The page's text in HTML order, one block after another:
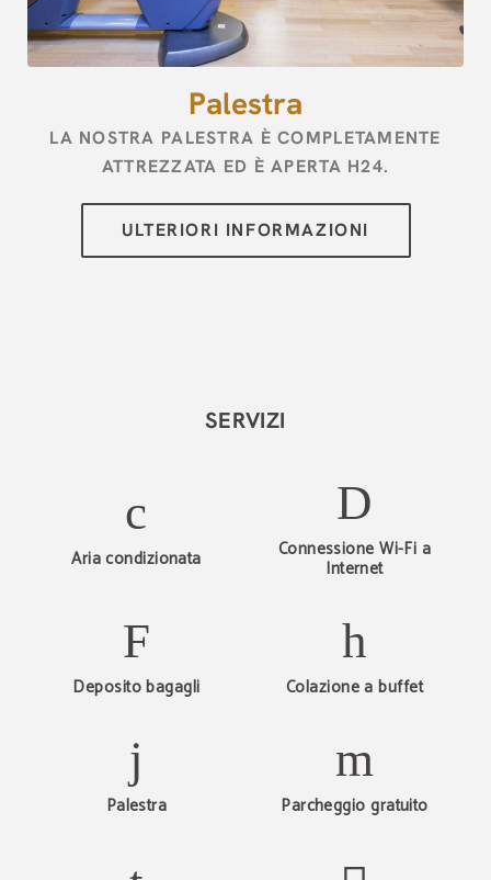
[{"url":"https:\/\/synergy.booking-
channel.com\/api\/hotels\/2973\/medias\/72#Hotel Palace
Zingonia_Verdellino_Palestra","name":""}]
Palestra
LA NOSTRA PALESTRA È COMPLETAMENTE
ATTREZZATA ED È APERTA H24.
SERVIZI
Aria condizionata Connessione Wi-Fi a
Internet
Deposito bagagli Colazione a buffet
Palestra Parcheggio gratuito